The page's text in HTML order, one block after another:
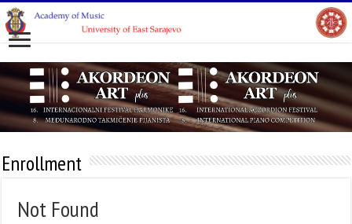
Enrollment
Not Found